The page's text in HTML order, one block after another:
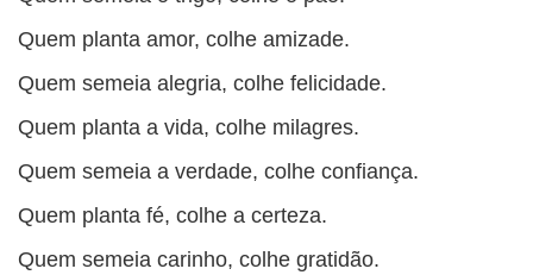
Quem planta amor, colhe amizade.
Quem semeia alegria, colhe felicidade.
Quem planta a vida, colhe milagres.
Quem semeia a verdade, colhe confiança.
Quem planta fé, colhe a certeza.
Quem semeia carinho, colhe gratidão.